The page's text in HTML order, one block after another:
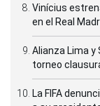
Vinícius
en el Real
Alianza Lima y
torneo
La FIFA